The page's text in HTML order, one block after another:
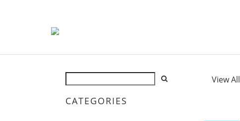
CATEGORIES
View All